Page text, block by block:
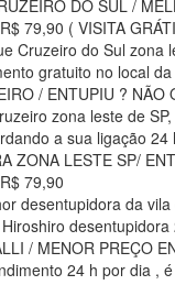
DO SUL /
79,90 ( VISITA
Cruzeiro do Sul zona
gratuito no local
/ ENTUPIU ?
zona leste de
a sua ligação 24
ZONA LESTE SP/
79,90
desentupidora da
/ MENOR PREÇO
24 h por dia ,